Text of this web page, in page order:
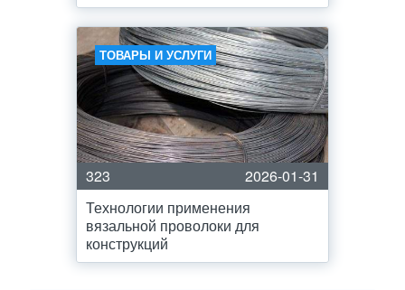
ТОВАРЫ И УСЛУГИ
323
2026-01-31
Технологии применения
вязальной проволоки для
конструкций